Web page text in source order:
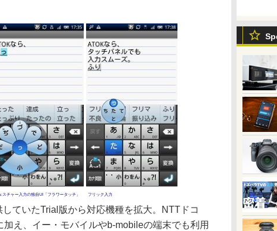
スチャー入力の独自UI「フラワータッチ」 フリック入力
ていたTrial版から対応機種を拡大。NTTドコ
え、イー・モバイルやb-mobileの端末でも利用